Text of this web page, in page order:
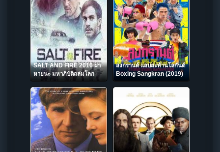
SALT AND FIRE 2016 ผ่า
หายนะ มหาภิบัติถล่มโลก
สงกรานต์ แสบสะท้านโลกันต์
Boxing Sangkran (2019)